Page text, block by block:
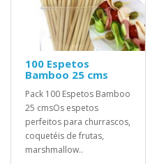
100 Espetos
Bamboo 25 cms
Pack 100 Espetos Bamboo
25 cmsOs espetos
perfeitos para churrascos,
coquetéis de frutas,
marshmallow..